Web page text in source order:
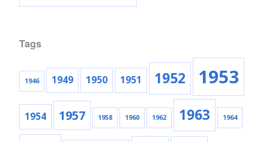
Tags
1946 1949 1950 1951 1952 1953
1954 1957 1958 1960 1962 1963 1964